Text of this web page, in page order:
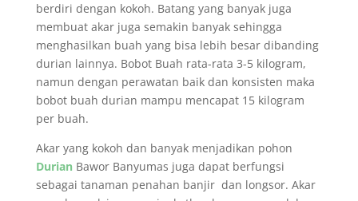
berdiri dengan kokoh. Batang yang banyak juga
membuat akar juga semakin banyak sehingga
menghasilkan buah yang bisa lebih besar dibanding
durian lainnya. Bobot Buah rata-rata 3-5 kilogram,
namun dengan perawatan baik dan konsisten maka
bobot buah durian mampu mencapat 15 kilogram
per buah.
Akar yang kokoh dan banyak menjadikan pohon
Durian Bawor Banyumas juga dapat berfungsi
sebagai tanaman penahan banjir dan longsor. Akar